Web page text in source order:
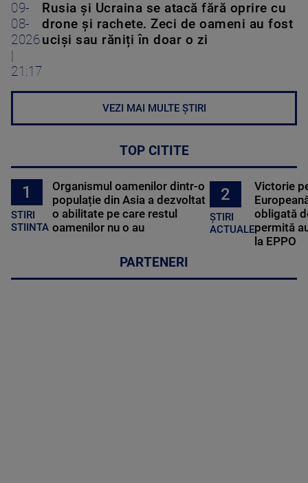
09-
08-
2026
21:17
Rusia și Ucraina se atacă fără oprire cu
drone și rachete. Zeci de oameni au fost
uciși sau răniți în doar o zi
VEZI MAI MULTE ȘTIRI
TOP CITITE
1
STIRI
STIINTA
Organismul oamenilor dintr-o
populație din Asia a dezvoltat
o abilitate pe care restul
oamenilor nu o au
2
ȘTIRI
ACTUALE
Victorie
obligată
permită
la EPPO
PARTENERI